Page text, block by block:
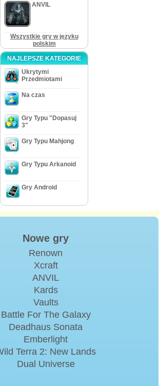
ANVIL
Wszystkie gry w języku
polskim
NAJLEPSZE KATEGORIE
Ukrytymi
Przedmiotami
Na czas
Gry Typu "Dopasuj
3"
Gry Typu Mahjong
Gry Typu Arkanoid
Gry Android
Nowe gry
Renown
Xcraft
ANVIL
Kards
Vaults
Battle For The Galaxy
Deadhaus Sonata
Emberlight
Terra 2: New Lands
Dual Universe